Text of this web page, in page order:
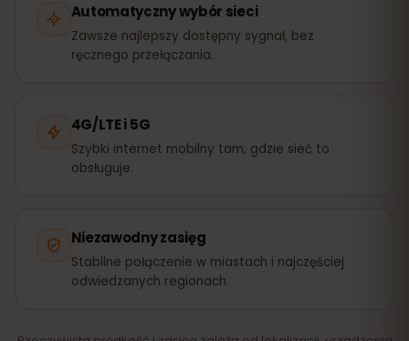
Automatyczny wybór sieci
Zawsze najlepszy dostępny sygnał, bez
ręcznego przełączania.
4G/LTE i 5G
Szybki internet mobilny tam, gdzie sieć to
obsługuje.
Niezawodny zasięg
Stabilne połączenie w miastach i najczęściej
odwiedzanych regionach.